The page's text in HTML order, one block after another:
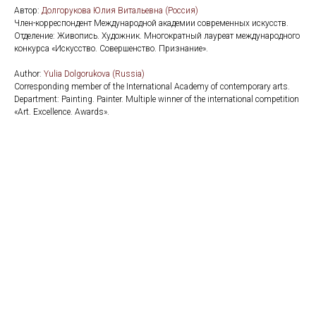
Автор: Долгорукова Юлия Витальевна (Россия)
Член-корреспондент Международной академии современных искусств.
Отделение: Живопись. Художник. Многократный лауреат международного
конкурса «Искусство. Совершенство. Признание».
Аuthor: Yulia Dolgorukova (Russia)
Corresponding member of the International Academy of contemporary arts.
Department: Painting. Painter. Multiple winner of the international competition
«Art. Excellence. Awards».